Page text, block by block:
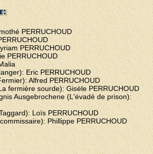
PERRUCHOUD
PERRUCHOUD
PERRUCHOUD
Eric PERRUCHOUD
Alfred PERRUCHOUD
fermière sourde): Gisèle PERRUCHOUD
Ausgebrochene (L'évadé de prison):
Loïs PERRUCHOUD
Phillippe PERRUCHOUD